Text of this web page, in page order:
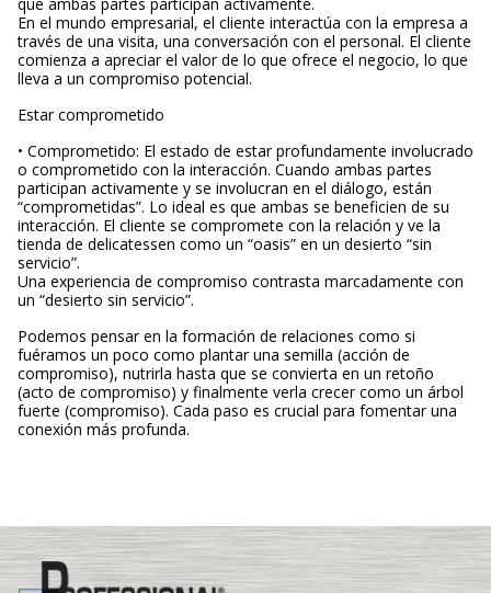
En el mundo empresarial, el cliente interactúa con la empresa a
través de una visita, una conversación con el personal. El cliente
comienza a apreciar el valor de lo que ofrece el negocio, lo que
lleva a un compromiso potencial.
Estar comprometido
• Comprometido: El estado de estar profundamente involucrado
o comprometido con la interacción. Cuando ambas partes
participan activamente y se involucran en el diálogo, están
“comprometidas”. Lo ideal es que ambas se beneficien de su
interacción. El cliente se compromete con la relación y ve la
tienda de delicatessen como un “oasis” en un desierto “sin
servicio”.
Una experiencia de compromiso contrasta marcadamente con
un “desierto sin servicio”.
Podemos pensar en la formación de relaciones como si
fuéramos un poco como plantar una semilla (acción de
compromiso), nutrirla hasta que se convierta en un retoño
(acto de compromiso) y finalmente verla crecer como un árbol
fuerte (compromiso). Cada paso es crucial para fomentar una
conexión más profunda.